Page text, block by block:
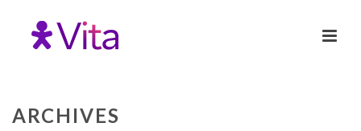
ARCHIVES